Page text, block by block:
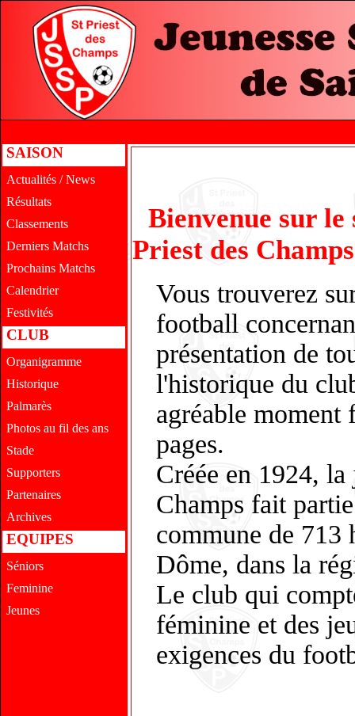
SAISON
Actualités / News
Résultats
Classements
Derniers Matchs
Prochains Matchs
Calendrier
Festivités
CLUB
Organigramme
Historique
Palmarès
Photos au fil des ans
Stade
Supporters
Partenaires
Archives
EQUIPES
Séniors
Feminine
Jeunes
Bienvenue sur le
Priest des Champs
Vous trouverez
football
présentation de
l'historique du
agréable moment
pages.
Créée en 1924, la
Champs fait
commune de 713
Dôme, dans la
Le club qui
féminine et des
exigences du